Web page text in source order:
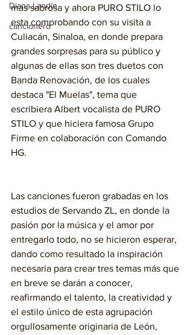
Diana Landin
cancionero
mas sabrosa y ahora PURO STILO lo
esta comprobando con su visita a
Culiacán, Sinaloa, en donde prepara
grandes sorpresas para su público y
algunas de ellas son tres duetos con
Banda Renovación, de los cuales
destaca "El Muelas", tema que
escribiera Albert vocalista de PURO
STILO y que hiciera famosa Grupo
Firme en colaboración con Comando
HG.
Las canciones fueron grabadas en los
estudios de Servando ZL, en donde la
pasión por la música y el amor por
entregarlo todo, no se hicieron esperar,
dando como resultado la inspiración
necesaria para crear tres temas más que
en breve se darán a conocer,
reafirmando el talento, la creatividad y
el estilo único de esta agrupación
orgullosamente originaria de León,